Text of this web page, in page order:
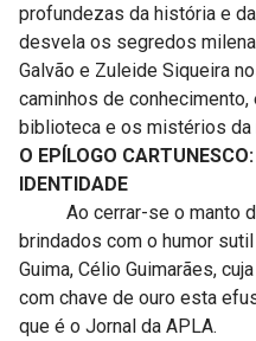
profundezas da história e
desvela os segredos
Galvão e Zuleide Siqueira
caminhos de
biblioteca e os mistérios
O EPÍLOGO
IDENTIDADE
Ao cerrar-se o manto da
brindados com o humor
Guima, Célio Guimarães,
com chave de ouro esta
que é o Jornal da APLA.